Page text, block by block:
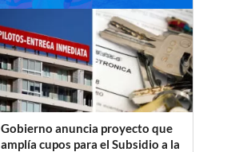
Gobierno anuncia proyecto que
amplía cupos para el Subsidio a la